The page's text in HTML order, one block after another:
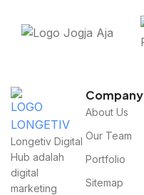
Longetiv Digital
Hub adalah
digital
marketing
Company
About Us
Our Team
Portfolio
Sitemap